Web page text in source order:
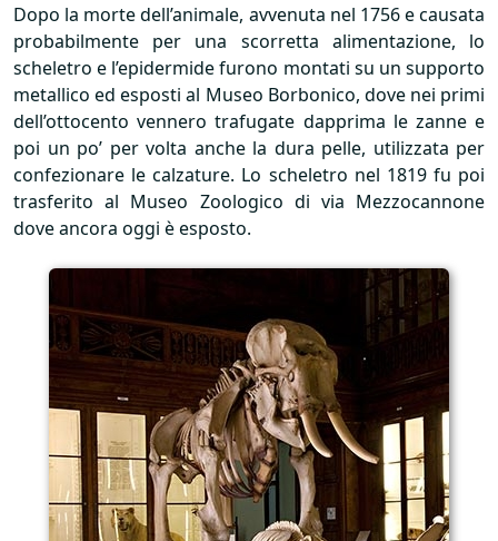
Dopo la morte dell’animale, avvenuta nel 1756 e causata
probabilmente per una scorretta alimentazione, lo
scheletro e l’epidermide furono montati su un supporto
metallico ed esposti al Museo Borbonico, dove nei primi
dell’ottocento vennero trafugate dapprima le zanne e
poi un po’ per volta anche la dura pelle, utilizzata per
confezionare le calzature. Lo scheletro nel 1819 fu poi
trasferito al Museo Zoologico di via Mezzocannone
dove ancora oggi è esposto.